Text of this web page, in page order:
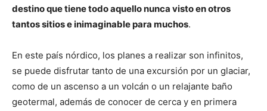
destino que tiene todo aquello nunca visto en otros
tantos sitios e inimaginable para muchos.
En este país nórdico, los planes a realizar son infinitos,
se puede disfrutar tanto de una excursión por un glaciar,
como de un ascenso a un volcán o un relajante baño
geotermal, además de conocer de cerca y en primera